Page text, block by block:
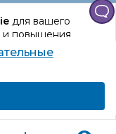
для вашего
и повышения
вы даете
данных